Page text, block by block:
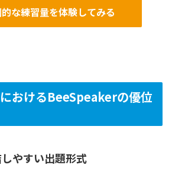
な練習量を体験してみる
おけるBeeSpeakerの優位
やすい出題形式